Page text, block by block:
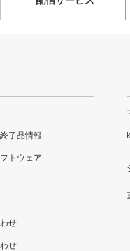
了品情報
トウェア
せ
せ